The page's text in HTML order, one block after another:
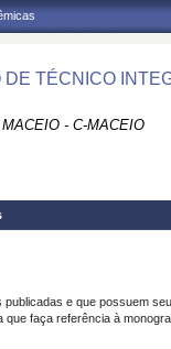
DE TÉCNICO
- C-MACEIO
e que possuem
faça referência à